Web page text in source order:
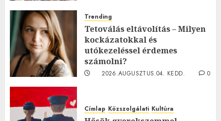
Trending
Tetoválás eltávolítás – Milyen
kockázatokkal és
utókezeléssel érdemes
számolni?
2026.AUGUSZTUS.04. KEDD.
0
Címlap Közszolgálati Kultúra